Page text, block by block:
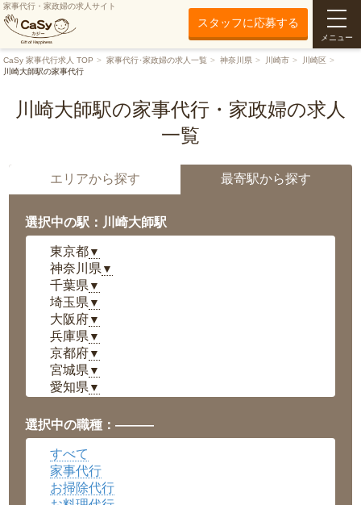
家事代行・家政婦の求人サイト
スタッフに応募する
メニュー
CaSy 家事代行求人 TOP 家事代行･家政婦の求人一覧 神奈川県 川崎市
川崎区
川崎大師駅の家事代行
川崎大師駅の家事代行・家政婦の求人
一覧
エリアから探す 最寄駅から探す
選択中の駅：川崎大師駅
東京都▼
神奈川県 ▼
千葉県 ▼
埼玉県 ▼
大阪府▼
兵庫県 ▼
京都府▼
宮城県 ▼
愛知県 ▼
岡山県▼
広島県▼
沖縄県
選択中の職種：———
すべて
家事代行
お掃除代行